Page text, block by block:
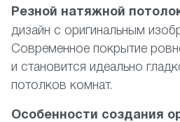
Резной натяжной
дизайн с оригинальным
Современное покрытие
и становится идеально
потолков комнат.
Особенности создания